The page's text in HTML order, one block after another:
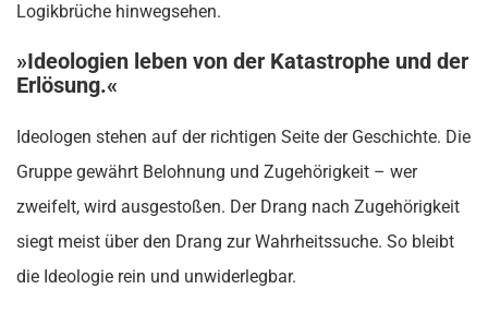
Logikbrüche hinwegsehen.
»Ideologien leben von der Katastrophe und der
Erlösung.«
Ideologen stehen auf der richtigen Seite der Geschichte. Die
Gruppe gewährt Belohnung und Zugehörigkeit – wer
zweifelt, wird ausgestoßen. Der Drang nach Zugehörigkeit
siegt meist über den Drang zur Wahrheitssuche. So bleibt
die Ideologie rein und unwiderlegbar.